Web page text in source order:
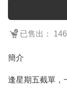
已售出： 146
簡介
逢星期五截單，